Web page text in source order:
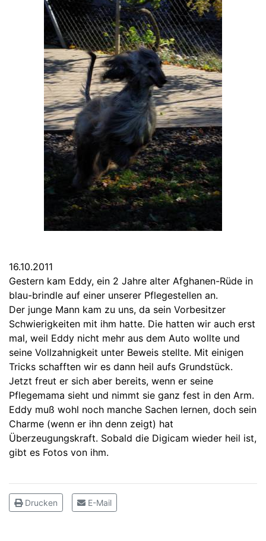
16.10.2011
Gestern kam Eddy, ein 2 Jahre alter Afghanen-Rüde in
blau-brindle auf einer unserer Pflegestellen an.
Der junge Mann kam zu uns, da sein Vorbesitzer
Schwierigkeiten mit ihm hatte. Die hatten wir auch erst
mal, weil Eddy nicht mehr aus dem Auto wollte und
seine Vollzahnigkeit unter Beweis stellte. Mit einigen
Tricks schafften wir es dann heil aufs Grundstück.
Jetzt freut er sich aber bereits, wenn er seine
Pflegemama sieht und nimmt sie ganz fest in den Arm.
Eddy muß wohl noch manche Sachen lernen, doch sein
Charme (wenn er ihn denn zeigt) hat
Überzeugungskraft. Sobald die Digicam wieder heil ist,
gibt es Fotos von ihm.
Drucken E-Mail